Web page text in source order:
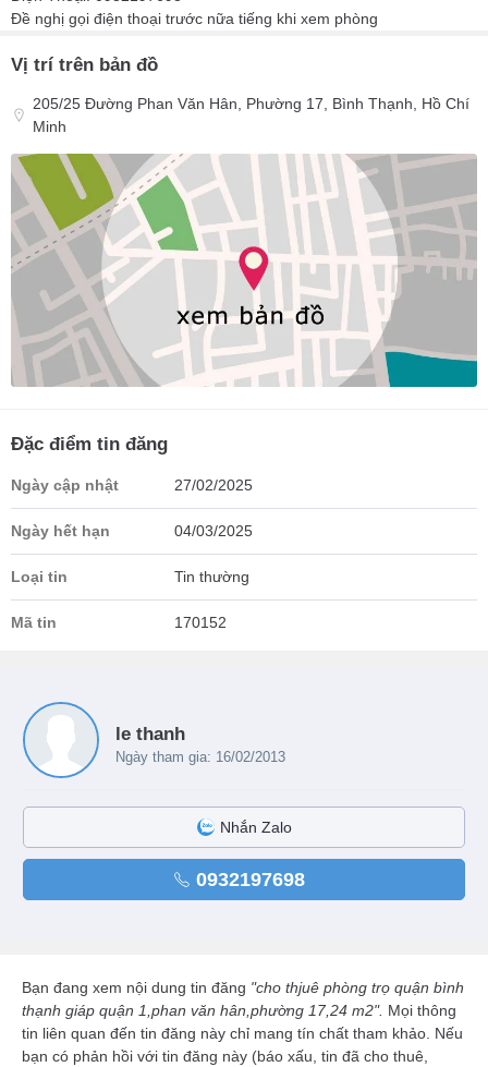
Đề nghị gọi điện thoại trước nữa tiếng khi xem phòng
Vị trí trên bản đồ
205/25 Đường Phan Văn Hân, Phường 17, Bình Thạnh, Hồ Chí
Minh
Đặc điểm tin đăng
Ngày cập nhật 27/02/2025
Ngày hết hạn 04/03/2025
Loại tin Tin thường
Mã tin 170152
le thanh
Ngày tham gia: 16/02/2013
Nhắn Zalo
0932197698
Bạn đang xem nội dung tin đăng "cho thjuê phòng trọ quận bình
thạnh giáp quận 1,phan văn hân,phường 17,24 m2". Mọi thông
tin liên quan đến tin đăng này chỉ mang tín chất tham khảo. Nếu
bạn có phản hồi với tin đăng này (báo xấu, tin đã cho thuê,